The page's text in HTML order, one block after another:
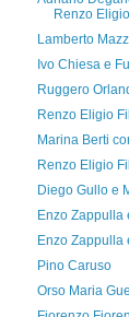
Renzo
Lamberto
Ivo Chiesa e
Ruggero
Renzo Eligio
Marina Berti
Renzo Eligio
Diego Gullo e
Enzo Zappulla
Enzo Zappulla
Pino Caruso
Orso Maria